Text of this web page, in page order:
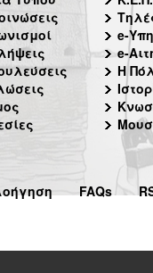
e-
e-
Η
FAQs